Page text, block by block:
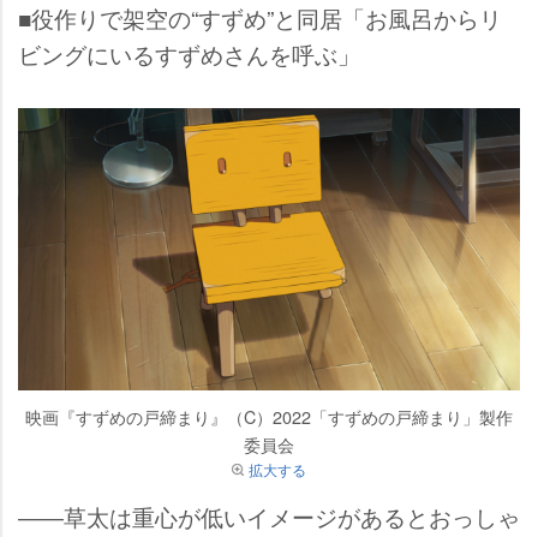
■役作りで架空の“すずめ”と同居「お風呂からリ
ビングにいるすずめさんを呼ぶ」
映画『すずめの戸締まり』（C）2022「すずめの戸締まり」製作
委員会
拡大する
――草太は重心が低いイメージがあるとおっしゃ